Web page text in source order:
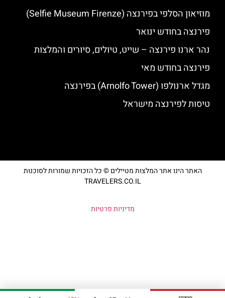
מוזיאון הסלפי בפירנצה (Selfie Museum Firenze)
פירנצה בחודש ינואר
נהר ארנו פירנצה – שייט, טיולים, סיורים והמלצות
פירנצה בחודש מאי
מגדל ארנולפו (Arnolfo Tower) בפירנצה
טיסות לפירנצה מישראל
האתר הינו אתר המלצות מטיילים © כל הזכויות שמורות לסוכנות
TRAVELERS.CO.IL
מדיניות פרטיות